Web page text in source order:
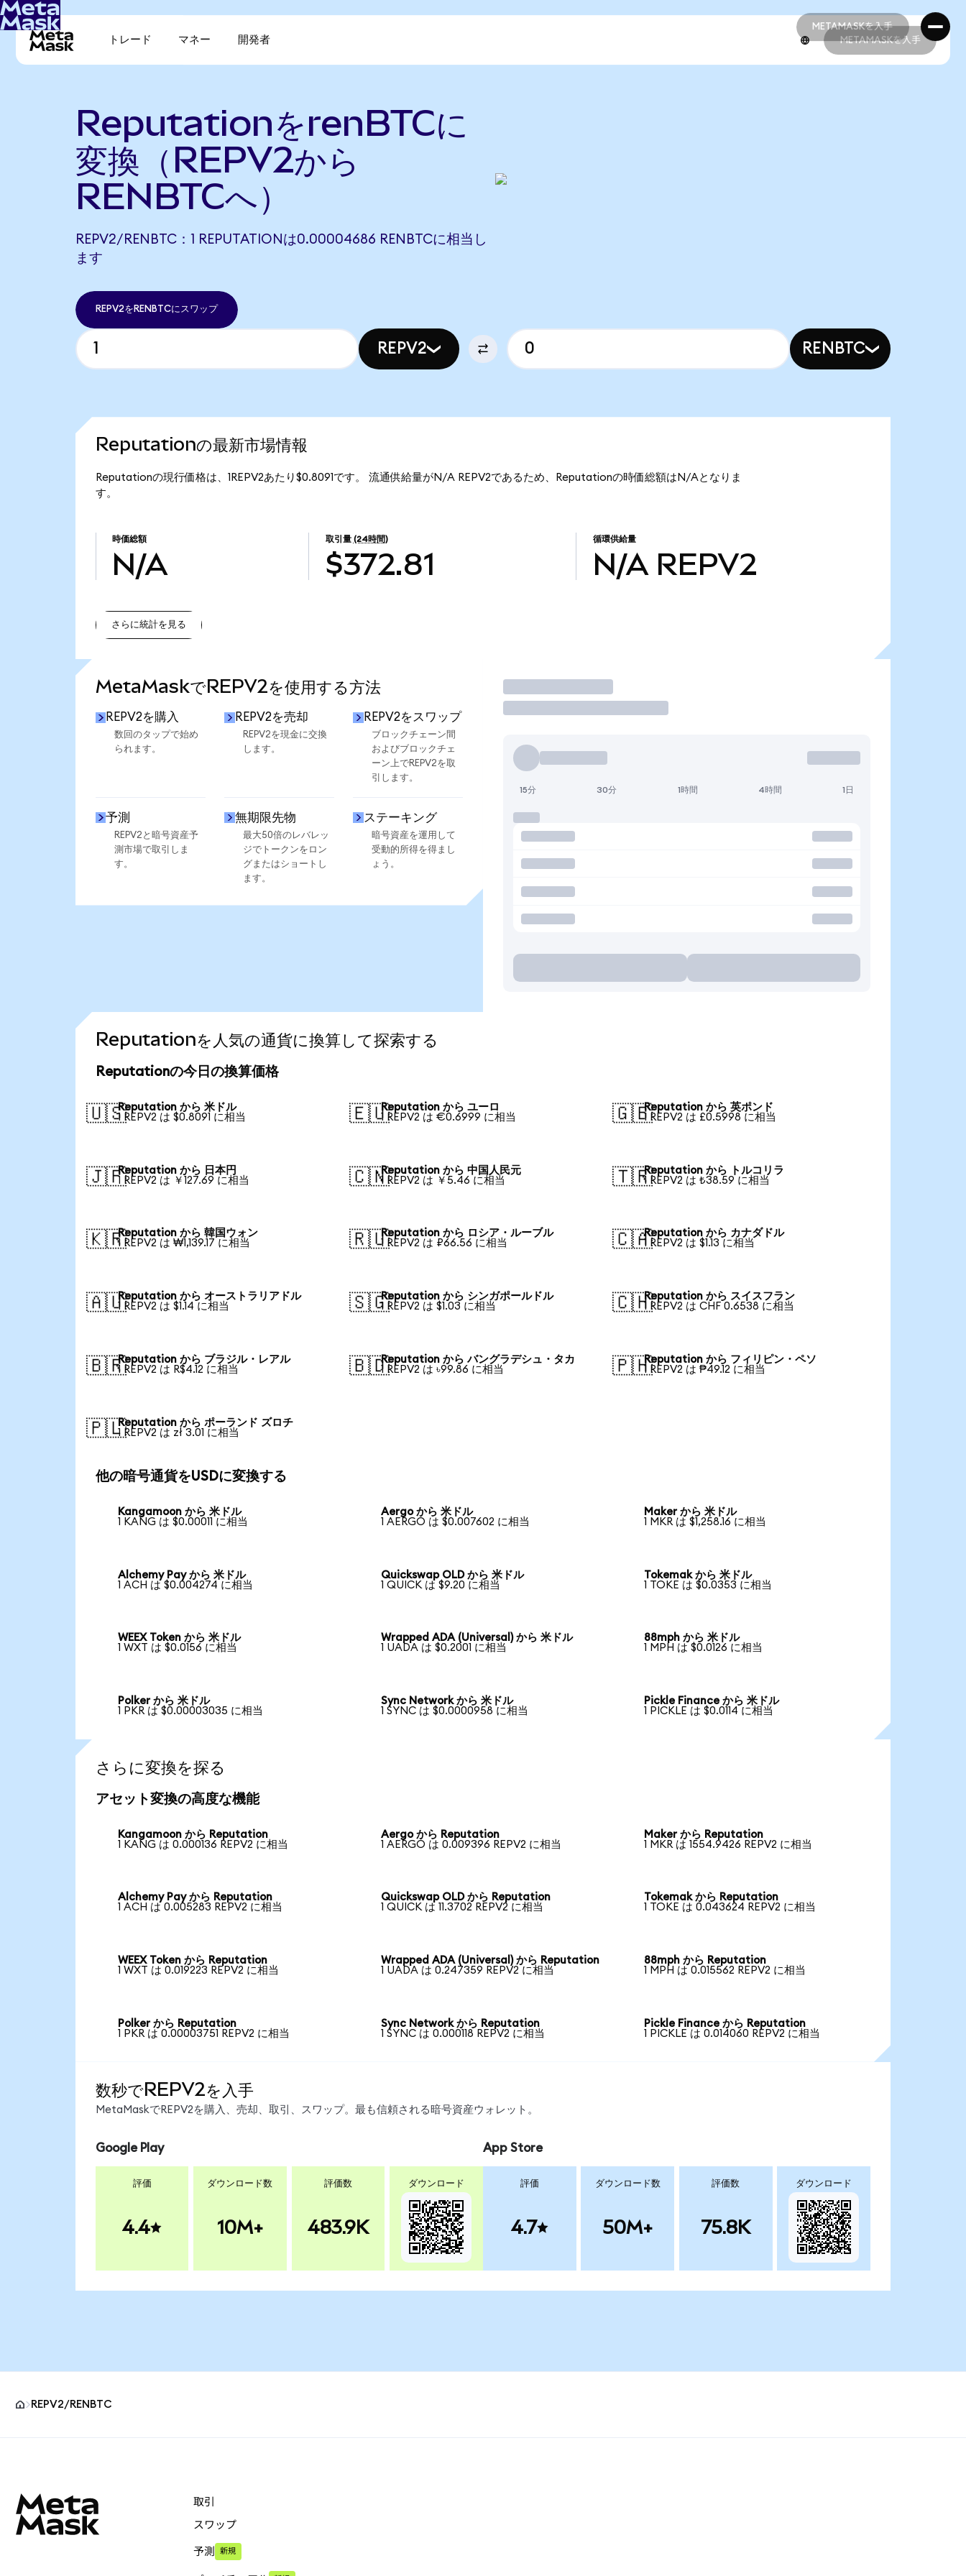
METAMASKを入手
METAMASKを入手
トレード マネー 開発者 METAMASKを入手
ReputationをrenBTCに
変換（REPV2から
RENBTCへ）
REPV2/RENBTC：1 REPUTATIONは0.00004686 RENBTCに相当し
ます
REPV2をRENBTCにスワップ
REPV2 RENBTC
Reputationの最新市場情報
Reputationの現行価格は、1REPV2あたり$0.8091です。 流通供給量がN/A REPV2であるため、Reputationの時価総額はN/Aとなりま
す。
時価総額
N/A
取引量 (24時間)
$372.81
循環供給量
N/A REPV2
さらに統計を見る
MetaMaskでREPV2を使用する方法
REPV2を購入
数回のタップで始め
られます。
REPV2を売却
REPV2を現金に交換
します。
REPV2をスワップ
ブロックチェーン間
およびブロックチェ
ーン上でREPV2を取
引します。
予測
REPV2と暗号資産予
測市場で取引しま
す。
無期限先物
最大50倍のレバレッ
ジでトークンをロン
グまたはショートし
ます。
ステーキング
暗号資産を運用して
受動的所得を得まし
ょう。
取引
15分 30分 1時間 4時間 1日
Reputationを人気の通貨に換算して探索する
Reputationの今日の換算価格
🇺🇸Reputation から 米ドル
1 REPV2 は $0.8091 に相当
🇪🇺Reputation から ユーロ
1 REPV2 は €0.6999 に相当
🇬🇧Reputation から 英ポンド
1 REPV2 は £0.5998 に相当
🇯🇵Reputation から 日本円
1 REPV2 は ￥127.69 に相当
🇨🇳Reputation から 中国人民元
1 REPV2 は ￥5.46 に相当
🇹🇷Reputation から トルコリラ
1 REPV2 は ₺38.59 に相当
🇰🇷Reputation から 韓国ウォン
1 REPV2 は ₩1,139.17 に相当
🇷🇺Reputation から ロシア・ルーブル
1 REPV2 は ₽66.56 に相当
🇨🇦Reputation から カナダドル
1 REPV2 は $1.13 に相当
🇦🇺Reputation から オーストラリアドル
1 REPV2 は $1.14 に相当
🇸🇬Reputation から シンガポールドル
1 REPV2 は $1.03 に相当
🇨🇭Reputation から スイスフラン
1 REPV2 は CHF 0.6538 に相当
🇧🇷Reputation から ブラジル・レアル
1 REPV2 は R$4.12 に相当
🇧🇩Reputation から バングラデシュ・タカ
1 REPV2 は ৳99.86 に相当
🇵🇭Reputation から フィリピン・ペソ
1 REPV2 は ₱49.12 に相当
🇵🇱Reputation から ポーランド ズロチ
1 REPV2 は zł 3.01 に相当
他の暗号通貨をUSDに変換する
Kangamoon から 米ドル
1 KANG は $0.00011 に相当
Aergo から 米ドル
1 AERGO は $0.007602 に相当
Maker から 米ドル
1 MKR は $1,258.16 に相当
Alchemy Pay から 米ドル
1 ACH は $0.004274 に相当
Quickswap OLD から 米ドル
1 QUICK は $9.20 に相当
Tokemak から 米ドル
1 TOKE は $0.0353 に相当
WEEX Token から 米ドル
1 WXT は $0.0156 に相当
Wrapped ADA (Universal) から 米ドル
1 UADA は $0.2001 に相当
88mph から 米ドル
1 MPH は $0.0126 に相当
Polker から 米ドル
1 PKR は $0.00003035 に相当
Sync Network から 米ドル
1 SYNC は $0.0000958 に相当
Pickle Finance から 米ドル
1 PICKLE は $0.0114 に相当
さらに変換を探る
アセット変換の高度な機能
Kangamoon から Reputation
1 KANG は 0.000136 REPV2 に相当
Aergo から Reputation
1 AERGO は 0.009396 REPV2 に相当
Maker から Reputation
1 MKR は 1554.9426 REPV2 に相当
Alchemy Pay から Reputation
1 ACH は 0.005283 REPV2 に相当
Quickswap OLD から Reputation
1 QUICK は 11.3702 REPV2 に相当
Tokemak から Reputation
1 TOKE は 0.043624 REPV2 に相当
WEEX Token から Reputation
1 WXT は 0.019223 REPV2 に相当
Wrapped ADA (Universal) から Reputation
1 UADA は 0.247359 REPV2 に相当
88mph から Reputation
1 MPH は 0.015562 REPV2 に相当
Polker から Reputation
1 PKR は 0.00003751 REPV2 に相当
Sync Network から Reputation
1 SYNC は 0.000118 REPV2 に相当
Pickle Finance から Reputation
1 PICKLE は 0.014060 REPV2 に相当
数秒でREPV2を入手
MetaMaskでREPV2を購入、売却、取引、スワップ。最も信頼される暗号資産ウォレット。
Google Play
評価
4.4
ダウンロード数
10M+
評価数
483.9K
ダウンロード
App Store
評価
4.7
ダウンロード数
50M+
評価数
75.8K
ダウンロード
REPV2/RENBTC
取引
スワップ
予測 新規